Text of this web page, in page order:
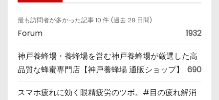
最も訪問者が多かった記事 10 件 (過去 28 日間)
Forum 1932
神戸養蜂場・養蜂場を営む神戸養蜂場が厳選した高
品質な蜂蜜専門店【神戸養蜂場 通販ショップ】
690
スマホ疲れに効く眼精疲労のツボ。#目の疲れ解消